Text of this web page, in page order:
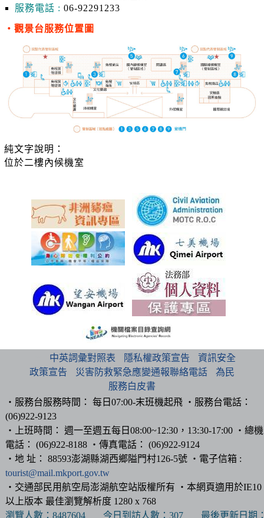
服務電話 : 06-92291233
‧觀景台服務位置圖
純文字說明：
位於二樓內候機室
中英詞彙對照表 隱私權政策宣告
資訊安全
政策宣告
災害防救緊急應變通報聯絡電話
為民
服務白皮書
‧服務台服務時間： 每日07:00-末班機起飛 ‧服務台電話：
(06)922-9123
‧上班時間： 週一至週五每日08:00~12:30，13:30-17:00 ‧總機
電話： (06)922-8188 ‧傳真電話： (06)922-9124
‧地 址： 88593澎湖縣湖西鄉隘門村126-5號 ‧電子信箱 :
tourist@mail.mkport.gov.tw
‧交通部民用航空局澎湖航空站版權所有 ‧本網頁適用於IE10
以上版本 最佳瀏覽解析度 1280 x 768
瀏覽人數： 8487604 今日到訪人數： 307 最後更新日期